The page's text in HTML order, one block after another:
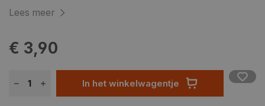
glazen en tassen.
Lees meer
€ 3,90
In het winkelwagentje